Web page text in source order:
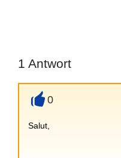
1 Antwort
0
Salut,